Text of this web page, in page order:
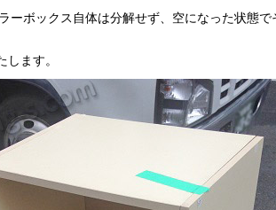
ーボックス自体は分解せず、 空になった状態で
します。